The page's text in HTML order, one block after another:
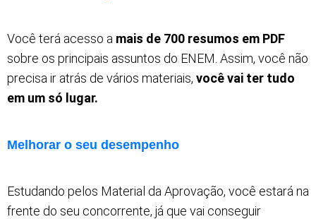
Você terá acesso a mais de 700 resumos em PDF
sobre os principais assuntos do ENEM. Assim, você não
precisa ir atrás de vários materiais, você vai ter tudo
em um só lugar.
Melhorar o seu desempenho
Estudando pelos Material da Aprovação, você estará na
frente do seu concorrente, já que vai conseguir